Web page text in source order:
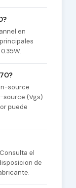
en
source
source (Vgs)
puede
el
de